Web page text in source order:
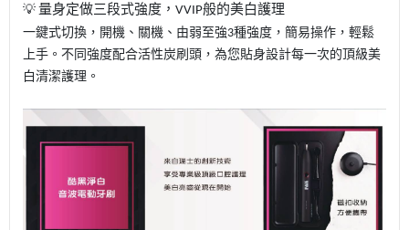
💡 量身定做三段式強度， VVIP般的美白護理
一鍵式切換，開機、關機、由弱至強3種強度，簡易操作，輕鬆
上手。不同強度配合活性炭刷頭，為您貼身設計每一次的頂級美
白清潔護理。